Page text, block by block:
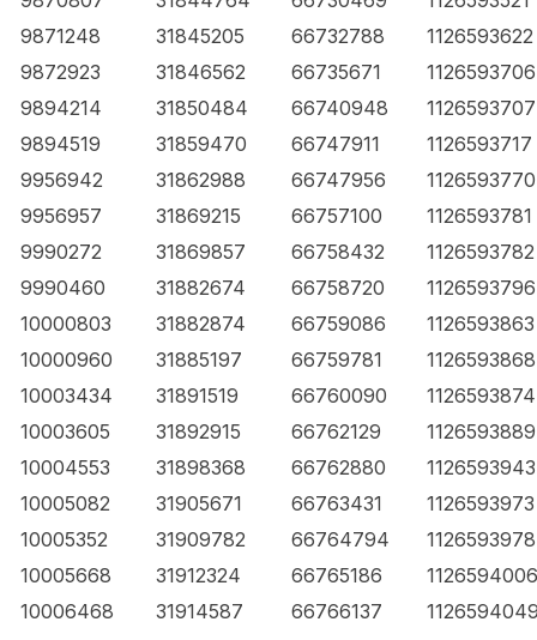
9871248
31845205 66732788
1126593622
9872923
31846562 66735671
1126593706
9894214
31850484 66740948
1126593707
9894519
31859470 66747911
1126593717
9956942
31862988 66747956
1126593770
9956957
31869215 66757100
1126593781
9990272
31869857 66758432
1126593782
9990460
31882674 66758720
1126593796
10000803
31882874 66759086
1126593863
10000960
31885197 66759781
1126593868
10003434
31891519 66760090
1126593874
10003605
31892915 66762129
1126593889
10004553
31898368 66762880
1126593943
10005082
31905671 66763431
1126593973
10005352
31909782 66764794
1126593978
10005668
31912324 66765186
1126594006
10006468
31914587 66766137